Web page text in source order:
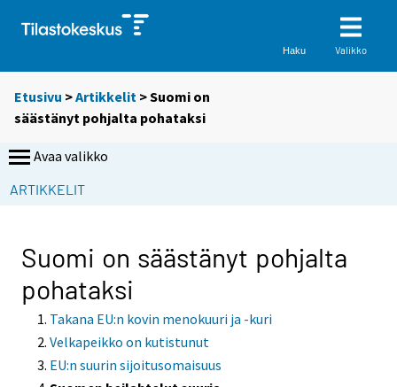
Haku Valikko
Etusivu >Artikkelit > Suomi on
säästänyt pohjalta pohataksi
Avaa valikko
ARTIKKELIT
Suomi on säästänyt pohjalta
pohataksi
Takana EU:n kovin menokuuri ja -kuri
Velkapeikko on kutistunut
EU:n suurin sijoitusomaisuus